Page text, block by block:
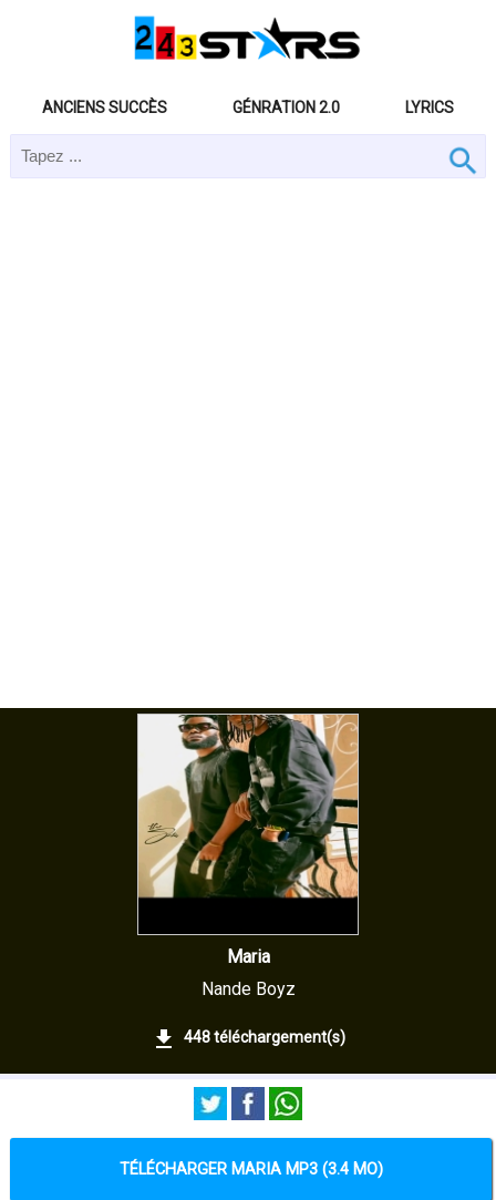
ANCIENS SUCCÈS GÉNRATION 2.0 LYRICS
Maria
Nande Boyz
448 téléchargement(s)
TÉLÉCHARGER MARIA MP3 (3.4 MO)